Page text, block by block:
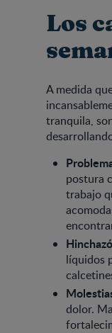
Los
A medida
tranquila,
postura
trabajo
líquidos
dolor.